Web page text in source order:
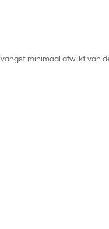
minimaal afwijkt van